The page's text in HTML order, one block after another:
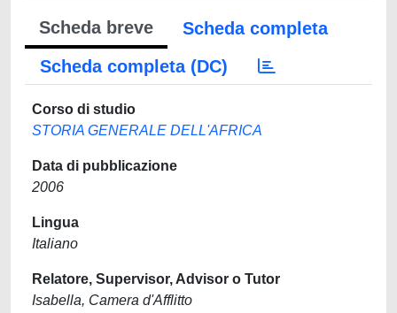
Scheda breve
Scheda completa
Scheda completa (DC)
Corso di studio
STORIA GENERALE DELL'AFRICA
Data di pubblicazione
2006
Lingua
Italiano
Relatore, Supervisor, Advisor o Tutor
Isabella, Camera d'Afflitto